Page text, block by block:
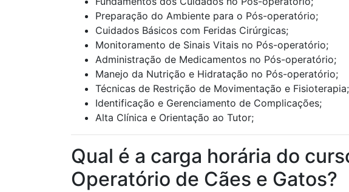
Preparação do Ambiente para o Pós-operatório;
Cuidados Básicos com Feridas Cirúrgicas;
Monitoramento de Sinais Vitais no Pós-operatório;
Administração de Medicamentos no Pós-operatório;
Manejo da Nutrição e Hidratação no Pós-operatório;
Técnicas de Restrição de Movimentação e Fisioterapia;
Identificação e Gerenciamento de Complicações;
Alta Clínica e Orientação ao Tutor;
Qual é a carga horária do
Operatório de Cães e Gatos?